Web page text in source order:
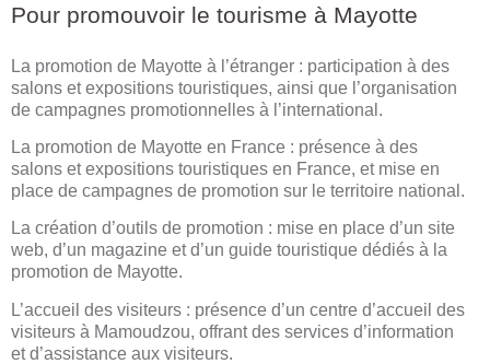
Pour promouvoir le tourisme à Mayotte
La promotion de Mayotte à l’étranger : participation à des
salons et expositions touristiques, ainsi que l’organisation
de campagnes promotionnelles à l’international.
La promotion de Mayotte en France : présence à des
salons et expositions touristiques en France, et mise en
place de campagnes de promotion sur le territoire national.
La création d’outils de promotion : mise en place d’un site
web, d’un magazine et d’un guide touristique dédiés à la
promotion de Mayotte.
L’accueil des visiteurs : présence d’un centre d’accueil des
visiteurs à Mamoudzou, offrant des services d’information
et d’assistance aux visiteurs.